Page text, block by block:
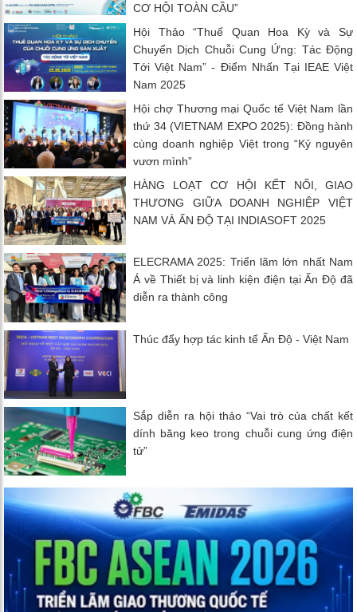
CƠ HỘI TOÀN CẦU”
Hội Thảo “Thuế Quan Hoa Kỳ và Sự
Chuyển Dịch Chuỗi Cung Ứng: Tác Động
Tới Việt Nam” - Điểm Nhấn Tại IEAE Việt
Nam 2025
Hội chợ Thương mại Quốc tế Việt Nam lần
thứ 34 (VIETNAM EXPO 2025): Đồng hành
cùng doanh nghiệp Việt trong “Kỷ nguyên
vươn mình”
HÀNG LOẠT CƠ HỘI KẾT NỐI, GIAO
THƯƠNG GIỮA DOANH NGHIỆP VIỆT
NAM VÀ ẤN ĐỘ TẠI INDIASOFT 2025
ELECRAMA 2025: Triển lãm lớn nhất Nam
Á về Thiết bị và linh kiện điện tại Ấn Độ đã
diễn ra thành công
Thúc đẩy hợp tác kinh tế Ấn Độ - Việt Nam
Sắp diễn ra hội thảo “Vai trò của chất kết
dính băng keo trong chuỗi cung ứng điện
tử”